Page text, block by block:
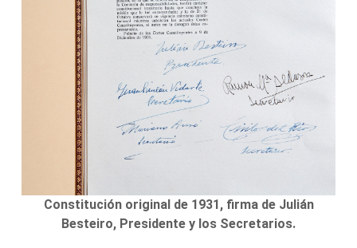
Constitución original de 1931, firma de Julián
Besteiro, Presidente y los Secretarios.